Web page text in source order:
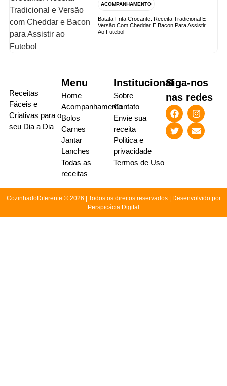
ACOMPANHAMENTO
Batata Frita Crocante: Receita Tradicional E
Versão Com Cheddar E Bacon Para Assistir
Ao Futebol
Receitas
Fáceis e
Criativas para o
seu Dia a Dia
Menu
Home
Acompanhamento
Bolos
Carnes
Jantar
Lanches
Todas as
receitas
Institucional
Sobre
Contato
Envie sua
receita
Politica e
privacidade
Termos de Uso
Siga-nos
nas redes
CozinhadoDiferente © 2026 | Todos os direitos reservados | Desenvolvido por
Perspicácia Digital